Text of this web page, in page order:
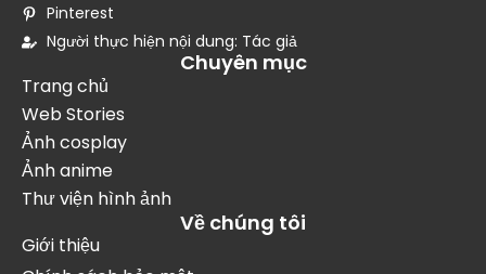
Pinterest
Người thực hiện nội dung: Tác giả
Chuyên mục
Trang chủ
Web Stories
Ảnh cosplay
Ảnh anime
Thư viện hình ảnh
Về chúng tôi
Giới thiệu